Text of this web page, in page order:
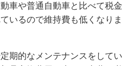
車や普通自動車と比べて税金
いるので維持費も低くなりま
期的なメンテナンスをしてい